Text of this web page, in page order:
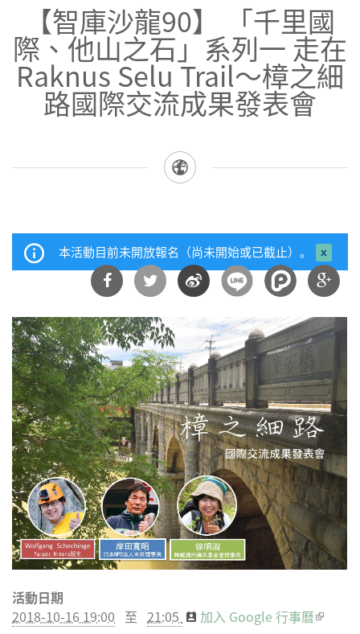
【智庫沙龍90】 「千里國
際、他山之石」系列一 走在
Raknus Selu Trail～樟之細
路國際交流成果發表會
本活動目前未開放報名（尚未開始或已截止）。
分享
到
Facebook
分享
到
Twitter
分享
到微
博
分享
Google
Plus
活動日期
2018-10-16 19:00 至 21:05 加入 Google 行事曆(link is